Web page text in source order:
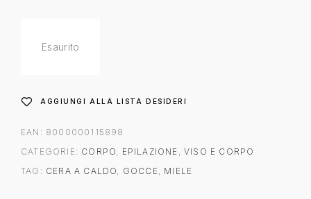
Esaurito
AGGIUNGI ALLA LISTA DESIDERI
EAN: 8000000115898
CATEGORIE: CORPO, EPILAZIONE ,VISO E CORPO
TAG: CERA A CALDO, GOCCE, MIELE